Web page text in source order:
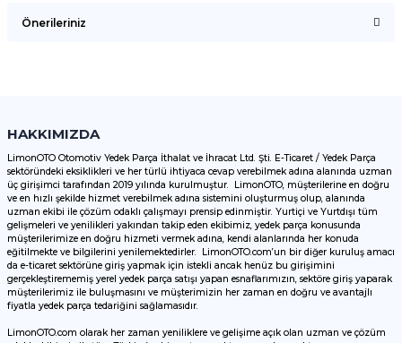
Önerileriniz
Görüş ve önerileriniz için teşekkür ederiz.
Ürün resmi kalitesiz, bozuk veya görüntülenemiyor.
Ürün açıklamasında eksik bilgiler bulunuyor.
Ürün bilgilerinde hatalar bulunuyor.
Ürün fiyatı diğer sitelerden daha pahalı.
Bu ürüne benzer farklı alternatifler olmalı.
HAKKIMIZDA
LimonOTO Otomotiv Yedek Parça İthalat ve İhracat Ltd. Şti. E-Ticaret / Yedek Parça
sektöründeki eksiklikleri ve her türlü ihtiyaca cevap verebilmek adına alanında uzman
üç girişimci tarafından 2019 yılında kurulmuştur. LimonOTO, müşterilerine en doğru
ve en hızlı şekilde hizmet verebilmek adına sistemini oluşturmuş olup, alanında
uzman ekibi ile çözüm odaklı çalışmayı prensip edinmiştir. Yurtiçi ve Yurtdışı tüm
gelişmeleri ve yenilikleri yakından takip eden ekibimiz, yedek parça konusunda
müşterilerimize en doğru hizmeti vermek adına, kendi alanlarında her konuda
eğitilmekte ve bilgilerini yenilemektedirler. LimonOTO.com’un bir diğer kuruluş amacı
da e-ticaret sektörüne giriş yapmak için istekli ancak henüz bu girişimini
gerçekleştirememiş yerel yedek parça satışı yapan esnaflarımızın, sektöre giriş yaparak
müşterilerimiz ile buluşmasını ve müşterimizin her zaman en doğru ve avantajlı
fiyatla yedek parça tedariğini sağlamasıdır.
LimonOTO.com olarak her zaman yeniliklere ve gelişime açık olan uzman ve çözüm